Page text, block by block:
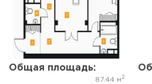
Общая площадь:
87.44 м 2
Да, удалить Отмена